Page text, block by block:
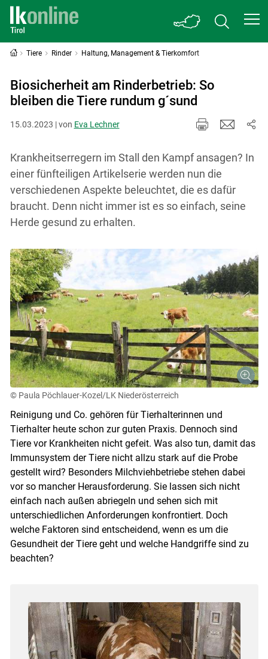
Tiere Rinder Haltung, Management & Tierkomfort
Biosicherheit am Rinderbetrieb: So
bleiben die Tiere rundum g´sund
15.03.2023 | von Eva Lechner
Krankheitserregern im Stall den Kampf ansagen? In
einer fünfteiligen Artikelserie werden nun die
verschiedenen Aspekte beleuchtet, die es dafür
braucht. Denn nicht immer ist es so einfach, seine
Herde gesund zu erhalten.
© Paula Pöchlauer-Kozel/LK Niederösterreich
Reinigung und Co. gehören für Tierhalterinnen und
Tierhalter heute schon zur guten Praxis. Dennoch sind
Tiere vor Krankheiten nicht gefeit. Was also tun, damit das
Immunsystem der Tiere nicht allzu stark auf die Probe
gestellt wird? Besonders Milchviehbetriebe stehen dabei
vor so mancher Herausforderung. Sie lassen sich nicht
einfach nach außen abriegeln und sehen sich mit
unterschiedlichen Anforderungen konfrontiert. Doch
welche Faktoren sind entscheidend, wenn es um die
Gesundheit der Tiere geht und welche Handgriffe sind zu
beachten?